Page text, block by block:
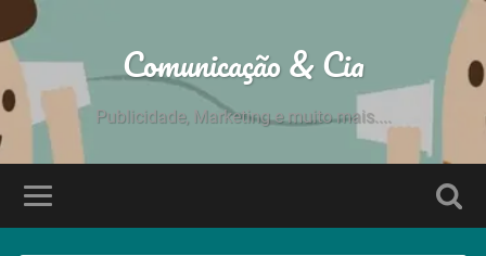
Comunicação & Cia
Publicidade, Marketing e muito mais....